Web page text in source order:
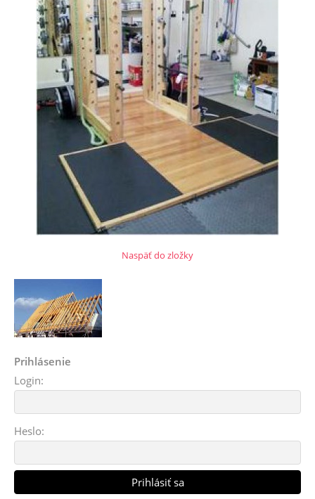
Naspäť do zložky
Prihlásenie
Login:
Heslo: